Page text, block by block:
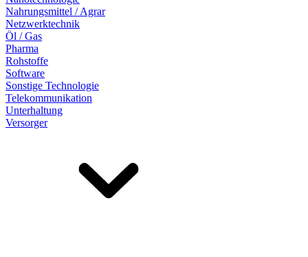
Nahrungsmittel / Agrar
Netzwerktechnik
Öl / Gas
Pharma
Rohstoffe
Software
Sonstige Technologie
Telekommunikation
Unterhaltung
Versorger